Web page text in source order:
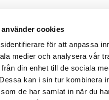
cookies
för att anpassa
medier och analysera vår
din enhet till de sociala
kan i sin tur kombinera
de har samlat in när du